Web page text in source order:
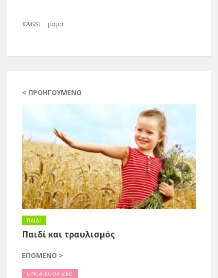
TAGS: μαμα
< ΠΡΟΗΓΟΎΜΕΝΟ
ΠΑΙΔΙ
Παιδί και τραυλισμός
ΕΠΌΜΕΝΟ >
UNCATEGORIZED